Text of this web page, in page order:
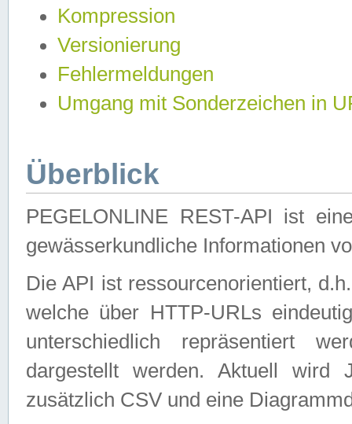
Kompression
Versionierung
Fehlermeldungen
Umgang mit Sonderzeichen in
Überblick
PEGELONLINE REST-API ist
gewässerkundliche Informationen
Die API ist ressourcenorientiert,
welche über HTTP-URLs
unterschiedlich repräsentiert
dargestellt werden. Aktuell wird
zusätzlich CSV und eine